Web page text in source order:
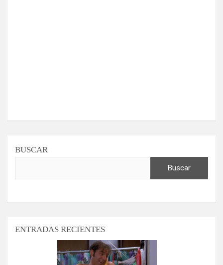
BUSCAR
Buscar
ENTRADAS RECIENTES